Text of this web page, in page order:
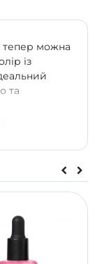
тепер можна
із
та
лаком одне
менше 3-х